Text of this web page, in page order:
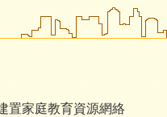
置家庭教育資源網絡